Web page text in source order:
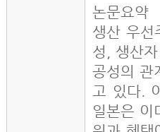
논문요약
생산 우선
성, 생산
공성의 관
고 있다.
일본은